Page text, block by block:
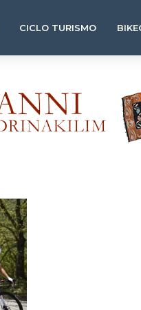
CICLO TURISMO